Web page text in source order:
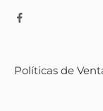
Políticas de